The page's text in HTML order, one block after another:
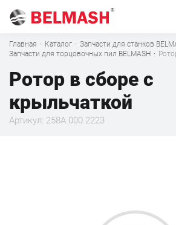
Главная · Каталог · Запчасти для станков
Запчасти для торцовочных пил BELMASH ·
Ротор в сборе с
крыльчаткой
Артикул: 258A.000.2223